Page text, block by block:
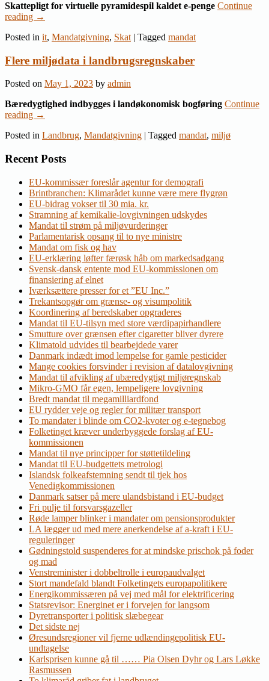
Skattepligt for virtuelle pyramidespil kaldet e-penge Continue
reading →
Posted in it, Mandatgivning, Skat | Tagged mandat
Flere miljødata i landbrugsregnskaber
Posted on May 1, 2023 by admin
Bæredygtighed indbygges i landøkonomisk bogføring Continue
reading →
Posted in Landbrug, Mandatgivning Tagged mandat, miljø
Recent Posts
EU-kommissær foreslår agentur for demografi
Brintbranchen: Klimarådet kunne være mere flygrøn
EU-bidrag vokser til 30 mia. kr.
Stramning af kemikalie-lovgivningen udskydes
Mandat til strøm på miljøvurderinger
Parlamentarisk opsang til to nye ministre
Mandat om fisk og hav
EU-erklæring løfter færøsk håb om markedsadgang
Svensk-dansk entente mod EU-kommissionen om
finansiering af elnet
Iværksættere presser for et ”EU Inc.”
Trekantsopgør om grænse- og visumpolitik
Koordinering af beredskaber opgraderes
Mandat til EU-tilsyn med store værdipapirhandlere
Smutture over grænsen efter cigaretter bliver dyrere
Klimatold udvides til bearbejdede varer
Danmark indædt imod lempelse for gamle pesticider
Mange cookies forsvinder i revision af datalovgivning
Mandat til afvikling af ubæredygtigt miljøregnskab
Mikro-GMO får egen, lempeligere lovgivning
Bredt mandat til megamilliardfond
EU rydder veje og regler for militær transport
To mandater i blinde om CO2-kvoter og e-tegnebog
Folketinget kræver underbyggede forslag af EU-
kommissionen
Mandat til nye principper for støttetildeling
Mandat til EU-budgettets metrologi
Islandsk folkeafstemning sendt til tjek hos
Venedigkommissionen
Danmark satser på mere ulandsbistand i EU-budget
Fri pulje til forsvarsgazeller
Røde lamper blinker i mandater om pensionsprodukter
LA lægger ud med mere anerkendelse af a-kraft i EU-
reguleringer
Gødningstold suspenderes for at mindske prischok på foder
og mad
Venstreminister i dobbeltrolle i europaudvalget
Stort mandefald blandt Folketingets europapolitikere
Energikommissæren på vej med mål for elektrificering
Statsrevisor: Energinet er i forvejen for langsom
Dyretransporter i politisk slæbegear
Det sidste nej
Øresundsregioner vil fjerne udlændingepolitisk EU-
undtagelse
Karlsprisen kunne gå til …… Pia Olsen Dyhr og Lars Løkke
Rasmussen